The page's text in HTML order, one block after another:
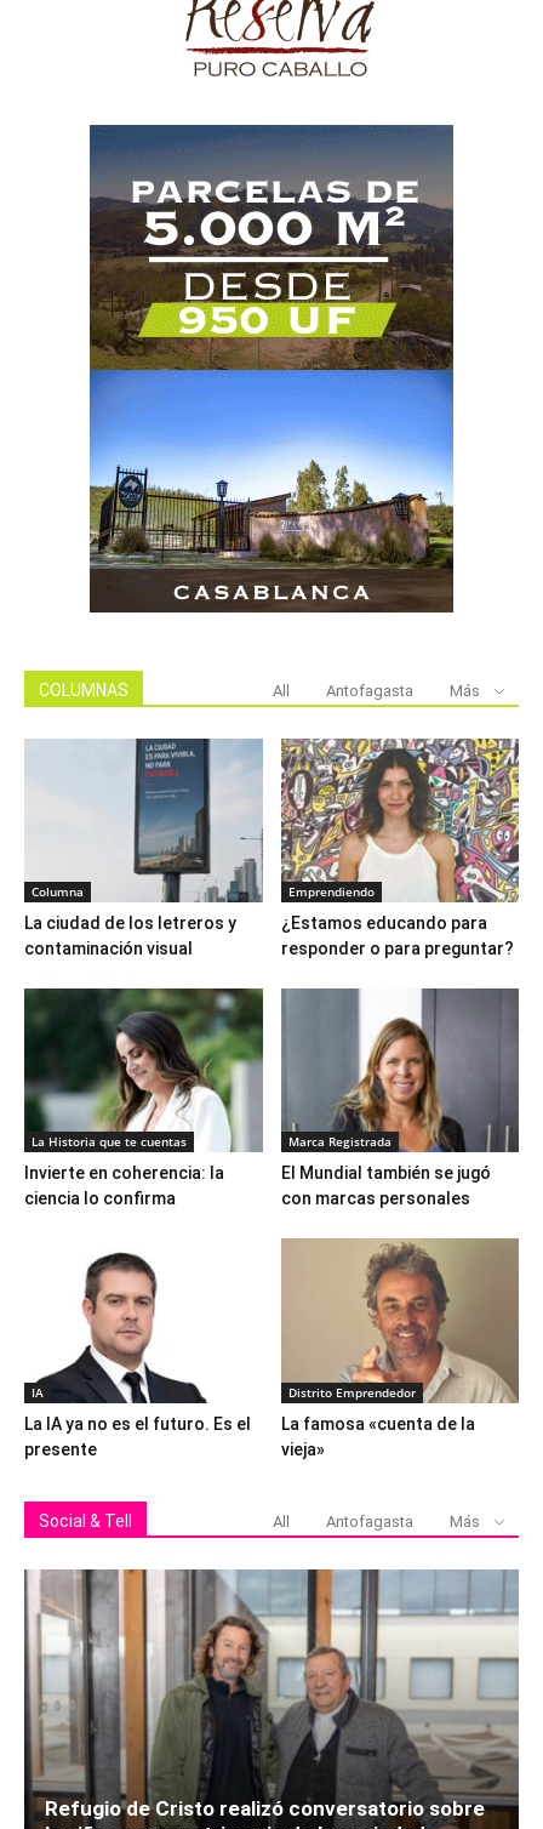
COLUMNAS All Antofagasta Más
Columna
La ciudad de los letreros y
contaminación visual
Emprendiendo
¿Estamos educando para
responder o para preguntar?
La Historia que te cuentas
Invierte en coherencia: la
ciencia lo confirma
Marca Registrada
El Mundial también se jugó
con marcas personales
IA
La IA ya no es el futuro. Es el
presente
Distrito Emprendedor
La famosa «cuenta de la
vieja»
Social & Tell All Antofagasta Más
Refugio de Cristo realizó conversatorio sobre